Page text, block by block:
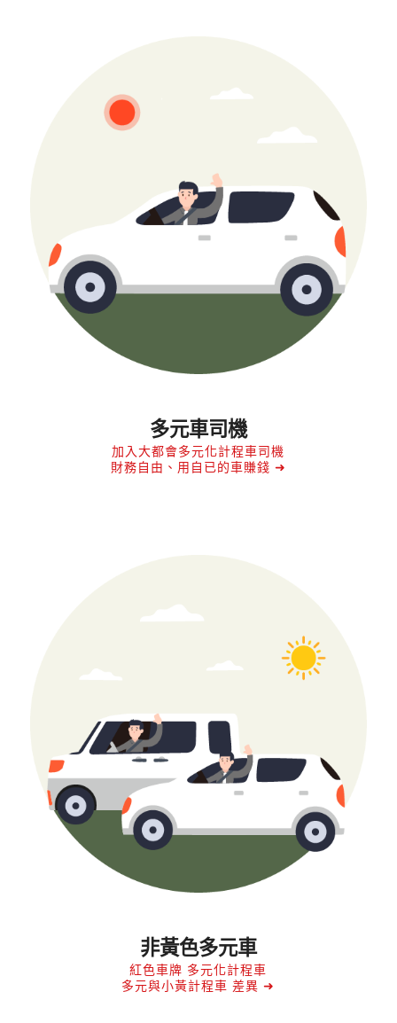
多元車司機
加入大都會多元化計程車司機
財務自由、用自已的車賺錢 ➜
非黃色多元車
紅色車牌 多元化計程車
多元與小黃計程車 差異 ➜